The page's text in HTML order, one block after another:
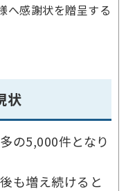
へ感謝状を贈呈する
状
の5,000件となり
も増え続けると